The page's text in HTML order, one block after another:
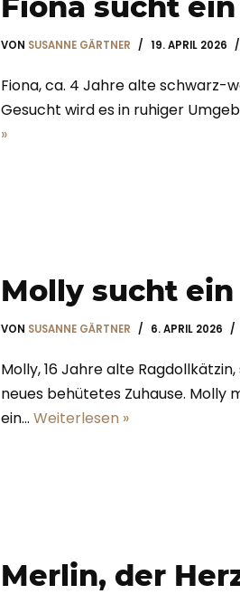
VON SUSANNE GÄRTNER 19. APRIL 2026
Fiona, ca. 4 Jahre alte schwarz-
Gesucht wird es in ruhiger
»
Molly sucht ein
VON SUSANNE GÄRTNER 6. APRIL 2026
Molly, 16 Jahre alte
neues behütetes Zuhause. Molly
ein… Weiterlesen »
Merlin, der